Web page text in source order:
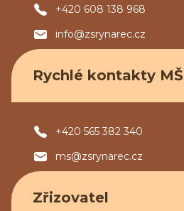
+420 608 138 968
info@zsrynarec.cz
Rychlé kontakty MŠ
+420 565 382 340
ms@zsrynarec.cz
Zřizovatel